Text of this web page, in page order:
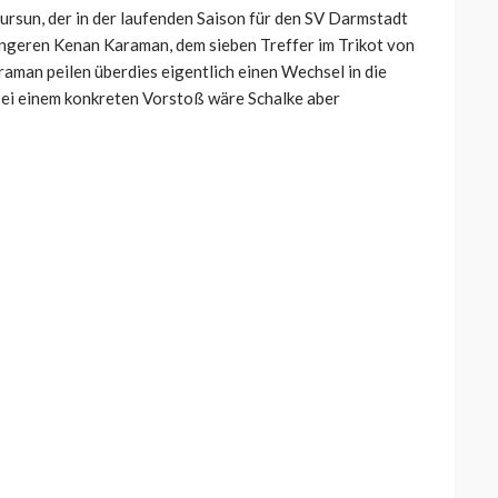
der in der laufenden Saison für den SV Darmstadt
Kenan Karaman, dem sieben Treffer im Trikot von
peilen überdies eigentlich einen Wechsel in die
einem konkreten Vorstoß wäre Schalke aber